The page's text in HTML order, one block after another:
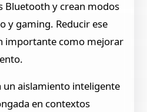
Bluetooth y crean modos
y gaming. Reducir ese
importante como mejorar
un aislamiento inteligente
en contextos